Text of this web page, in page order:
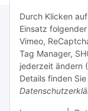
Durch Klicken
Einsatz
Vimeo,
Tag Manager,
jederzeit ändern
Details finden
Bitte
Informationen